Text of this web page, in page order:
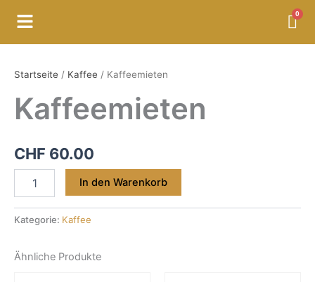
Inhalt
springen
Menü
Startseite / Kaffee / Kaffeemieten
Kaffeemieten
CHF 60.00
In den Warenkorb
Kategorie: Kaffee
Ähnliche Produkte